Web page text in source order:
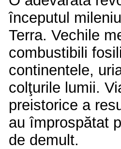
începutul
Terra. Vechile
combustibili
continentele,
colţurile lumii.
preistorice a
au împrospătat
de demult.